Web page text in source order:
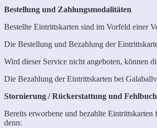
Bestellung und Zahlungsmodalitäten
Bestellte Eintrittskarten sind im Vorfeld einer
Die Bestellung und Bezahlung der
Wird dieser Service nicht angeboten, können
Die Bezahlung der Eintrittskarten bei
Stornierung / Rückerstattung und
Bereits erworbene und bezahlte Eintrittskarten
denn: